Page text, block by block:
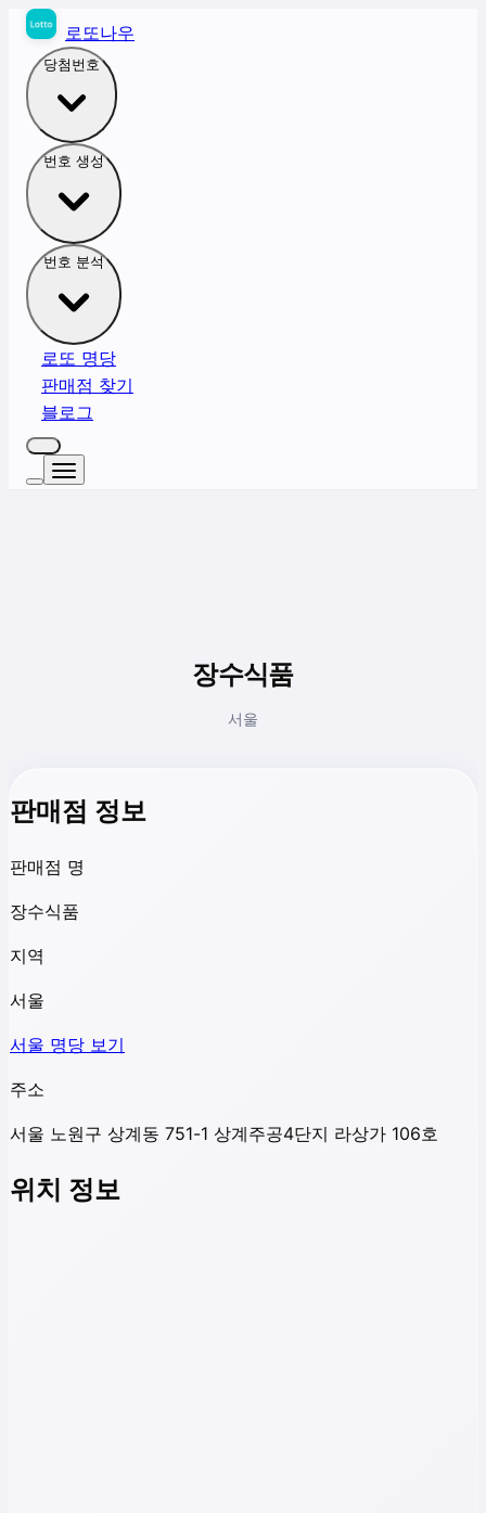
로또나우
당첨번호
번호 생성
번호 분석
로또 명당
판매점 찾기
블로그
장수식품
서울
판매점 정보
판매점 명
장수식품
지역
서울
서울 명당 보기
주소
서울 노원구 상계동 751-1 상계주공4단지 라상가 106호
위치 정보